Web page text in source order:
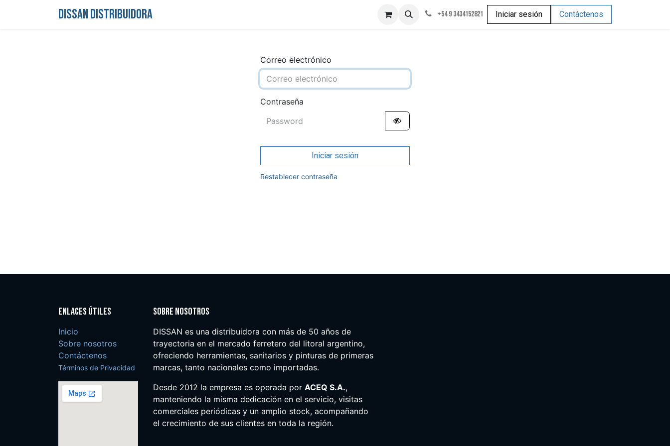
DISSAN DISTRIBUIDORA +54 9 3434152821 Iniciar sesión Contáctenos
Correo electrónico
Contraseña
Iniciar sesión
Restablecer contraseña
Enlaces útiles
Inicio
Sobre nosotros
Contáctenos
Términos de Privacidad
Sobre nosotros
DISSAN es una distribuidora con más de 50 años de
trayectoria en el mercado ferretero del litoral argentino,
ofreciendo herramientas, sanitarios y pinturas de primeras
marcas, tanto nacionales como importadas.
Desde 2012 la empresa es operada por ACEQ S.A.,
manteniendo la misma dedicación en el servicio, visitas
comerciales periódicas y un amplio stock, acompañando
el crecimiento de sus clientes en toda la región.